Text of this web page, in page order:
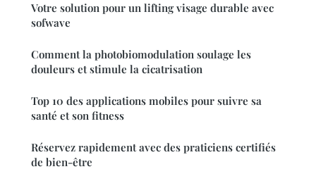
Votre solution pour un lifting visage durable avec
sofwave
Comment la photobiomodulation soulage les
douleurs et stimule la cicatrisation
Top 10 des applications mobiles pour suivre sa
santé et son fitness
Réservez rapidement avec des praticiens certifiés
de bien-être